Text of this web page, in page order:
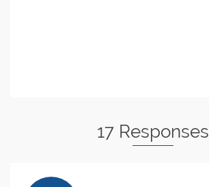
17 Responses